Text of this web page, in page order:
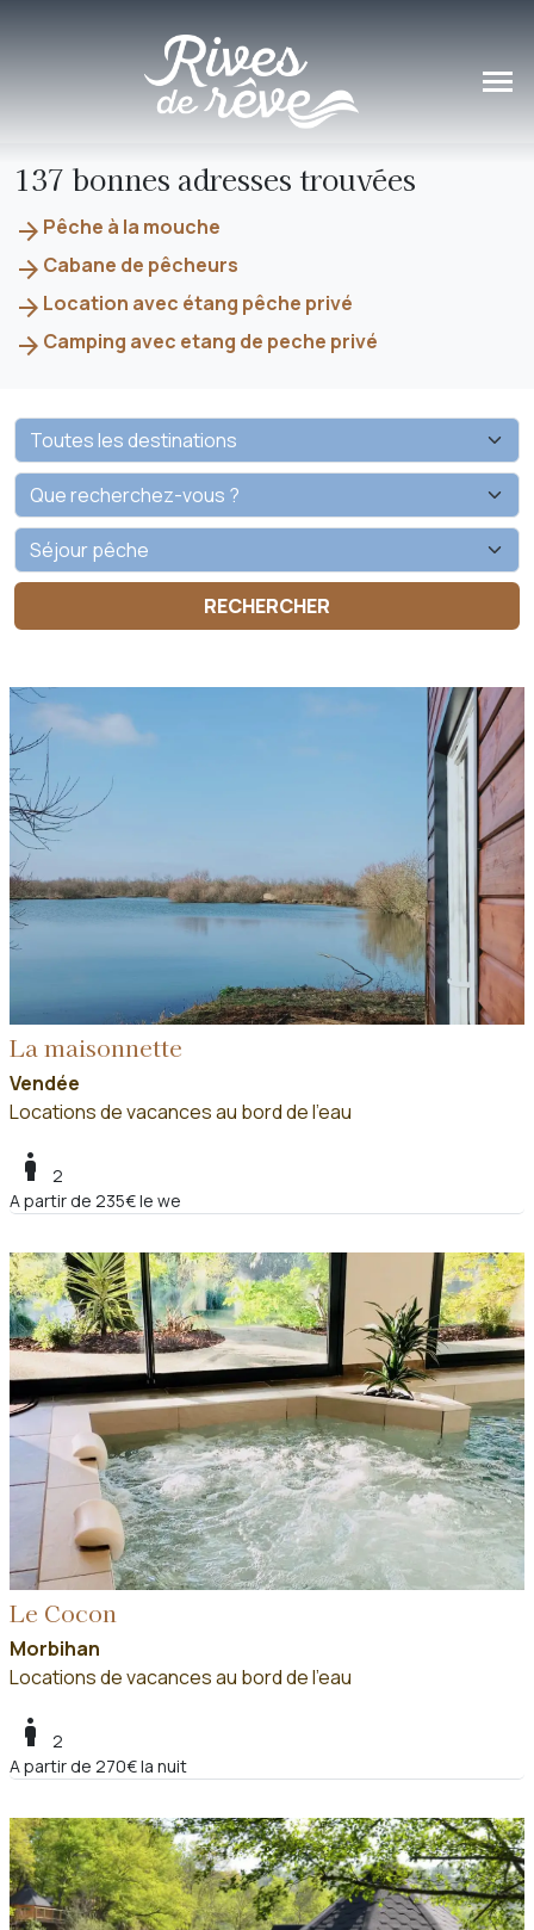
137 bonnes adresses trouvées
arrow_forward Pêche à la mouche
arrow_forward Cabane de pêcheurs
arrow_forward Location avec étang pêche privé
arrow_forward Camping avec etang de peche privé
La maisonnette
Vendée
Locations de vacances au bord de l'eau
boy
2
A partir de 235€ le we
Le Cocon
Morbihan
Locations de vacances au bord de l'eau
boy
2
A partir de 270€ la nuit